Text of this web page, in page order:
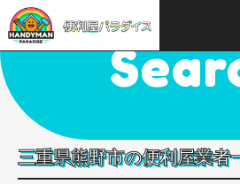
便利屋パラダイス > 探す
三重県熊野市の便利屋業者